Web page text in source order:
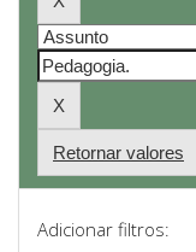
Retornar valores
Adicionar filtros: